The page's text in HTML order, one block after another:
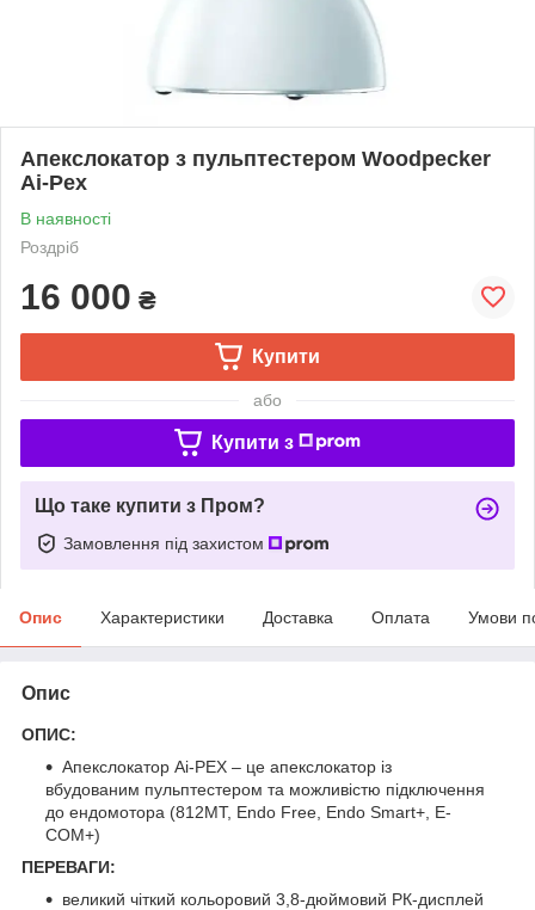
Апекслокатор з пульптестером Woodpecker
Ai-Pex
В наявності
Роздріб
16 000 ₴
Купити
або
Купити з
Що таке купити з Пром?
Замовлення під захистом
Опис Характеристики Доставка Оплата Умови
Опис
ОПИС:
Апекслокатор Ai-PEX – це апекслокатор із
вбудованим пульптестером та можливістю підключення
до ендомотора (812MT, Endo Free, Endo Smart+, E-
COM+)
ПЕРЕВАГИ:
великий чіткий кольоровий 3,8-дюймовий РК-дисплей